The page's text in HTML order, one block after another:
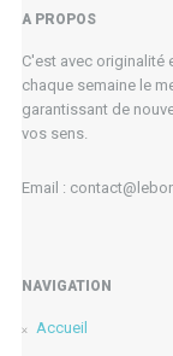
A PROPOS
C'est avec originalité
chaque semaine le
garantissant de
vos sens.
Email :
NAVIGATION
Accueil